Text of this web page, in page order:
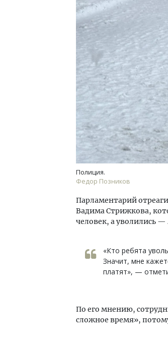
Полиция.
Федор Позников
Парламентарий
Вадима Стрижкова,
человек, а уволились —
«Кто ребята
Значит, мне
платят», —
По его мнению,
сложное время»,
Архитектурный код начинается
земли. Мощение
плитами становится новым
стандартом благоустройства
СТРОИТЕЛЬСТВО